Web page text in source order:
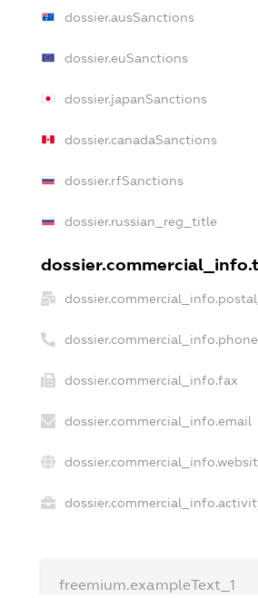
dossier.ausSanctions
dossier.euSanctions
dossier.japanSanctions
dossier.canadaSanctions
dossier.rfSanctions
dossier.russian_reg_title
dossier.commercial_info.phone
dossier.commercial_info.fax
dossier.commercial_info.email
freemium.exampleText_1